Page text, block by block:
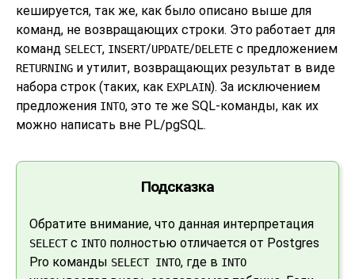
кешируется, так же, как было описано выше для
команд, не возвращающих строки. Это работает для
команд SELECT, INSERT/UPDATE/DELETE с предложением
RETURNING и утилит, возвращающих результат в виде
набора строк (таких, как EXPLAIN). За исключением
предложения INTO, это те же SQL-команды, как их
можно написать вне PL/pgSQL.
Подсказка
Обратите внимание, что данная интерпретация
SELECTс INTO полностью отличается от Postgres
Pro команды SELECT INTO, где в INTO